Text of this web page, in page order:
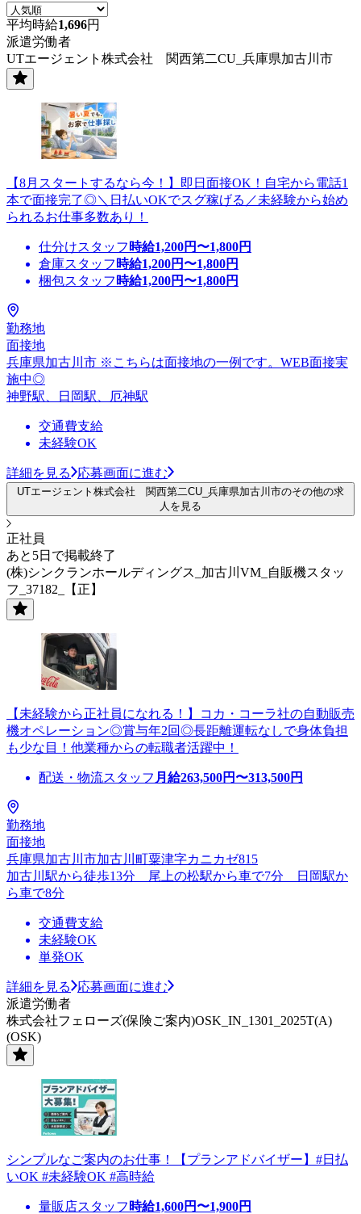
平均時給1,696円
派遣労働者
UTエージェント株式会社 関西第二CU_兵庫県加古川市
【8月スタートするなら今！】即日面接OK！自宅から電話1
本で面接完了◎＼日払いOKでスグ稼げる／未経験から始め
られるお仕事多数あり！
仕分けスタッフ 時給1,200円〜1,800円
倉庫スタッフ 時給1,200円〜1,800円
梱包スタッフ 時給1,200円〜1,800円
勤務地
面接地
兵庫県加古川市 ※こちらは面接地の一例です。WEB面接実
施中◎
神野駅、日岡駅、厄神駅
交通費支給
未経験OK
詳細を見る 応募画面に進む
UTエージェント株式会社 関西第二CU_兵庫県加古川市のその他の求
人を見る
正社員
あと5日で掲載終了
(株)シンクランホールディングス_加古川VM_自販機スタッ
フ_37182_【正】
【未経験から正社員になれる！】コカ・コーラ社の自動販売
機オペレーション◎賞与年2回◎長距離運転なしで身体負担
も少な目！他業種からの転職者活躍中！
配送・物流スタッフ 月給263,500円〜313,500円
勤務地
面接地
兵庫県加古川市加古川町粟津字カニカゼ815
加古川駅から徒歩13分 尾上の松駅から車で7分 日岡駅か
ら車で8分
交通費支給
未経験OK
単発OK
詳細を見る
応募画面に進む
派遣労働者
株式会社フェローズ(保険ご案内)OSK_IN_1301_2025T(A)
(OSK)
シンプルなご案内のお仕事！【プランアドバイザー】#日払
いOK #未経験OK #高時給
量販店スタッフ 時給1,600円〜1,900円